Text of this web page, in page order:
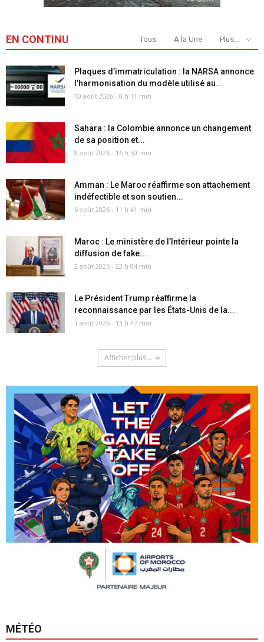
EN CONTINU Tous A la Une Plus...
Plaques d’immatriculation : la NARSA annonce
l’harmonisation du modèle utilisé au...
10 août 2026 - 0 h 11 min
Sahara : la Colombie annonce un changement
de sa position et...
8 août 2026 - 16 h 50 min
Amman : Le Maroc réaffirme son attachement
indéfectible et son soutien...
6 août 2026 - 11 h 41 min
Maroc : Le ministère de l’Intérieur pointe la
diffusion de fake...
2 août 2026 - 23 h 04 min
Le Président Trump réaffirme la
reconnaissance par les États-Unis de la...
1 août 2026 - 13 h 47 min
Afficher plus...
MÉTÉO